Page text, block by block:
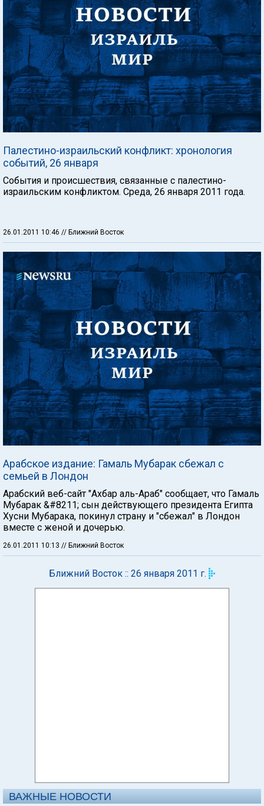
Палестино-израильский конфликт: хронология
событий, 26 января
События и происшествия, связанные с палестино-
израильским конфликтом. Среда, 26 января 2011 года.
26.01.2011 10:46 // Ближний Восток
Арабское издание: Гамаль Мубарак сбежал с
семьей в Лондон
Арабский веб-сайт "Ахбар аль-Араб" сообщает, что Гамаль
Мубарак &#8211; сын действующего президента Египта
Хусни Мубарака, покинул страну и "сбежал" в Лондон
вместе с женой и дочерью.
26.01.2011 10:13 // Ближний Восток
Ближний Восток :: 26 января 2011 г.
ВАЖНЫЕ НОВОСТИ